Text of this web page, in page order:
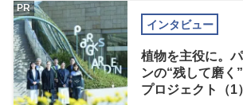
インタビュー
植物を主役に。
ンの“残して磨く
プロジェクト（1）
PR